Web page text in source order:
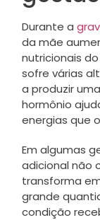
Durante a
da mãe
nutricionais
sofre várias
a produzir
hormônio
energias que
Em algumas
adicional não
transforma
grande
condição